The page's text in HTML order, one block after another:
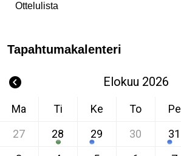
Ottelulista
Tapahtumakalenteri
Elokuu 2026
Ma Ti Ke To Pe
27
28 29 30 31